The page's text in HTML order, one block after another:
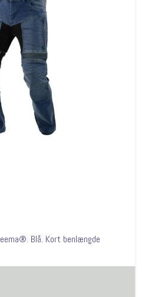
Blå. Kort benlængde